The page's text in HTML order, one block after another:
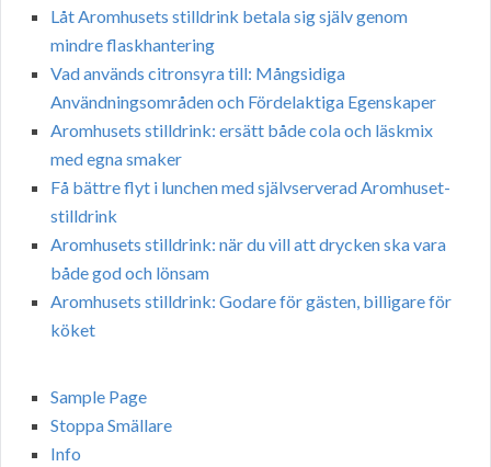
Låt Aromhusets stilldrink betala sig själv genom
mindre flaskhantering
Vad används citronsyra till: Mångsidiga
Användningsområden och Fördelaktiga Egenskaper
Aromhusets stilldrink: ersätt både cola och läskmix
med egna smaker
Få bättre flyt i lunchen med självserverad Aromhuset-
stilldrink
Aromhusets stilldrink: när du vill att drycken ska vara
både god och lönsam
Aromhusets stilldrink: Godare för gästen, billigare för
köket
Sample Page
Stoppa Smällare
Info